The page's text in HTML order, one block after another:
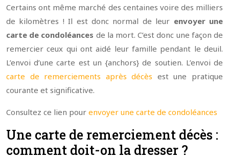
Certains ont même marché des centaines voire des milliers
de kilomètres ! Il est donc normal de leur envoyer une
carte de condoléances de la mort. C’est donc une façon de
remercier ceux qui ont aidé leur famille pendant le deuil.
L’envoi d’une carte est un {anchors} de soutien. L’envoi de
carte de remerciements après décès est une pratique
courante et significative.
Consultez ce lien pour envoyer une carte de condoléances
Une carte de remerciement décès :
comment doit-on la dresser ?